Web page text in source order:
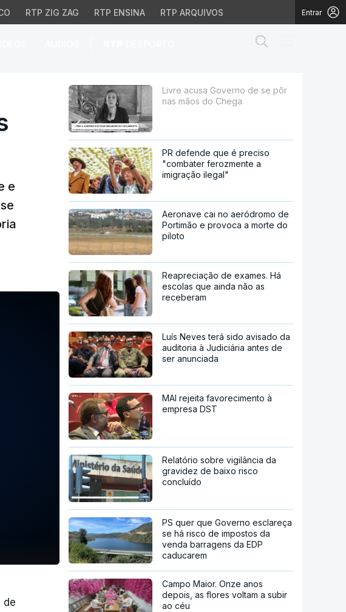
RTP ZIG ZAG RTP ENSINA RTP ARQUIVOS Entrar
do Chega
e
de
Livre acusa Governo de se pôr
nas mãos do Chega
PR defende que é preciso
"combater ferozmente a
imigração ilegal"
Aeronave cai no aeródromo de
Portimão e provoca a morte do
piloto
Reapreciação de exames. Há
escolas que ainda não as
receberam
Luís Neves terá sido avisado da
auditoria à Judiciária antes de
ser anunciada
MAI rejeita favorecimento à
empresa DST
Relatório sobre vigilância da
gravidez de baixo risco
concluído
PS quer que Governo esclareça
se há risco de impostos da
venda barragens da EDP
caducarem
Campo Maior. Onze anos
depois, as flores voltam a subir
ao céu